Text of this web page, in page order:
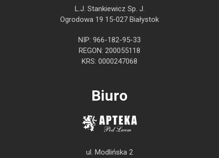
L.J. Stankiewicz Sp. J.
Ogrodowa 19 15-027 Białystok
NIP: 966-182-95-33
REGON: 200055118
KRS: 0000247068
Biuro
ul. Modlińska 2